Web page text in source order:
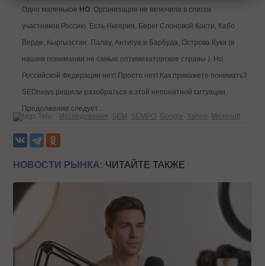
Одно маленькое НО: Организация не включила в список
участников Россию. Есть Нигерия, Берег Слоновой Кости, Кабо
Верде, Кыргызстан, Палау, Антигуа и Барбуда, Острова Кука (в
нашем понимании не самые оптимизаторские страны ). Но
Российской Федерации нет! Просто нет! Как прикажете понимать?
SEOnews решили разобраться в этой непонятной ситуации.
Продолжение следует...
Теги:
Исследования SEM SEMPO Google Yahoo Microsoft
НОВОСТИ РЫНКА: ЧИТАЙТЕ ТАКЖЕ